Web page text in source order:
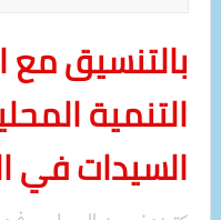
بالتنسيق مع
التنمية
السيدات في